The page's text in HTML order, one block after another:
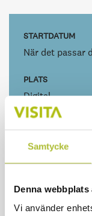
Samtycke
Denna
Vi använder
STARTDATUM
När det passar
PLATS
Digital
Standardpris: 0